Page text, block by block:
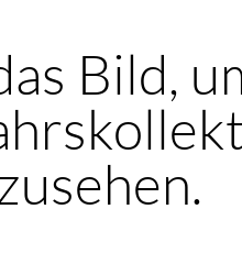
Bild,